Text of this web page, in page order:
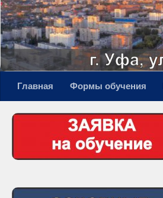
Главная Формы обучения